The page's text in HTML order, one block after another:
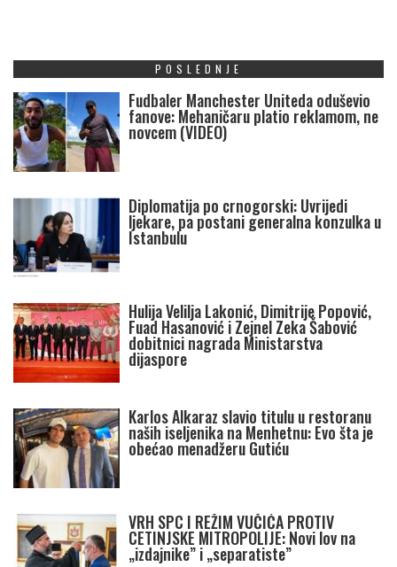
POSLEDNJE
Fudbaler Manchester Uniteda oduševio
fanove: Mehaničaru platio reklamom, ne
novcem (VIDEO)
Diplomatija po crnogorski: Uvrijedi
ljekare, pa postani generalna konzulka u
Istanbulu
Hulija Velilja Lakonić, Dimitrije Popović,
Fuad Hasanović i Zejnel Zeka Šabović
dobitnici nagrada Ministarstva
dijaspore
Karlos Alkaraz slavio titulu u restoranu
naših iseljenika na Menhetnu: Evo šta je
obećao menadžeru Gutiću
VRH SPC I REŽIM VUČIĆA PROTIV
CETINJSKE MITROPOLIJE: Novi lov na
„izdajnike” i „separatiste”